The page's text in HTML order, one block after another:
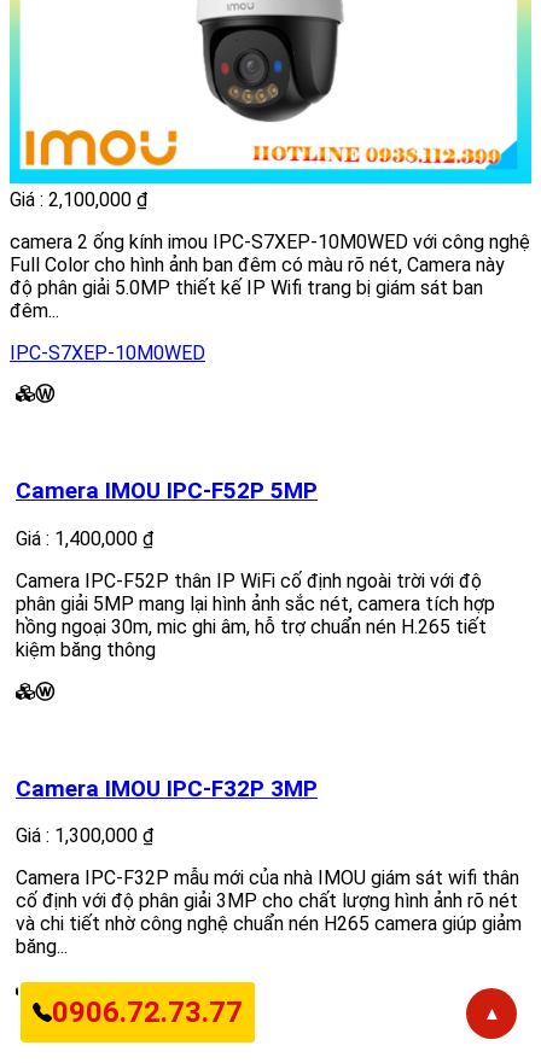
Giá : 2,100,000 ₫
camera 2 ống kính imou IPC-S7XEP-10M0WED với công nghệ
Full Color cho hình ảnh ban đêm có màu rõ nét, Camera này
độ phân giải 5.0MP thiết kế IP Wifi trang bị giám sát ban
đêm...
IPC-S7XEP-10M0WED
Ⓦ
Camera IMOU IPC-F52P 5MP
Giá : 1,400,000 ₫
Camera IPC-F52P thân IP WiFi cố định ngoài trời với độ
phân giải 5MP mang lại hình ảnh sắc nét, camera tích hợp
hồng ngoại 30m, mic ghi âm, hỗ trợ chuẩn nén H.265 tiết
kiệm băng thông
ⓦ
Camera IMOU IPC-F32P 3MP
Giá : 1,300,000 ₫
Camera IPC-F32P mẫu mới của nhà IMOU giám sát wifi thân
cố định với độ phân giải 3MP cho chất lượng hình ảnh rõ nét
và chi tiết nhờ công nghệ chuẩn nén H265 camera giúp giảm
băng...
Ω
0906.72.73.77 ▲